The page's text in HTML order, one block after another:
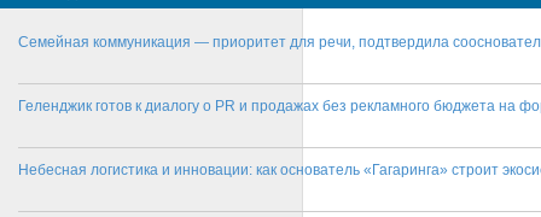
Семейная коммуникация — приоритет для речи, подтвердила
Геленджик готов к диалогу о PR и продажах без рекламного бюджета на
Небесная логистика и инновации: как основатель «Гагаринга» строит